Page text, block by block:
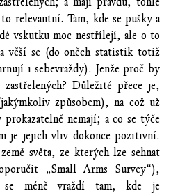
relevantní. Tam, kde se pušky a
vskutku moc nestřílejí, ale o to
věší se (do oněch statistik totiž
i sebevraždy). Jenže proč by
Důležité přece je,
způsobem), na což už
nemají; a co se týče
je jejich vliv dokonce pozitivní.
světa, ze kterých lze sehnat
„Small Arms Survey“),
méně vraždí tam, kde je